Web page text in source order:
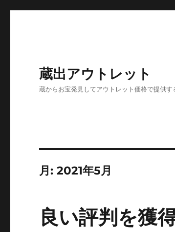
蔵出アウトレット
蔵からお宝発見してアウトレット価格で提供す
月:2021年5月
良い評判を獲